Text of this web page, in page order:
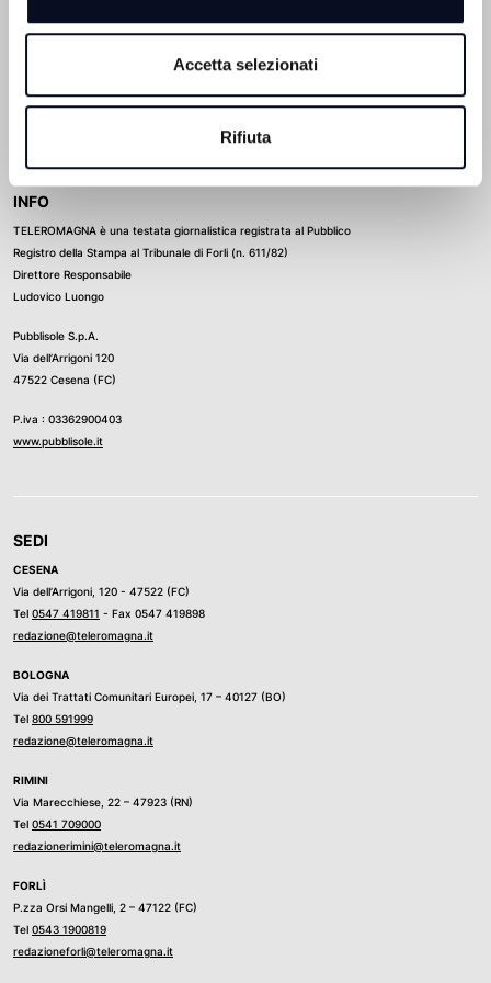
Accetta selezionati
Rifiuta
PRIVACY POLICY
SEGNALAZIONE
RAVENNA
RIMINI
ALTRO
INFO
TELEROMAGNA è una testata giornalistica registrata al Pubblico
Registro della Stampa al Tribunale di Forli (n. 611/82)
Direttore Responsabile
Ludovico Luongo
Pubblisole S.p.A.
Via dell’Arrigoni 120
47522 Cesena (FC)
P.iva : 03362900403
www.pubblisole.it
SEDI
CESENA
Via dell’Arrigoni, 120 - 47522 (FC)
Tel 0547 419811 - Fax 0547 419898
redazione@teleromagna.it
BOLOGNA
Via dei Trattati Comunitari Europei, 17 – 40127 (BO)
Tel 800 591999
redazione@teleromagna.it
RIMINI
Via Marecchiese, 22 – 47923 (RN)
Tel 0541 709000
redazionerimini@teleromagna.it
FORLÌ
P.zza Orsi Mangelli, 2 – 47122 (FC)
Tel 0543 1900819
redazioneforli@teleromagna.it